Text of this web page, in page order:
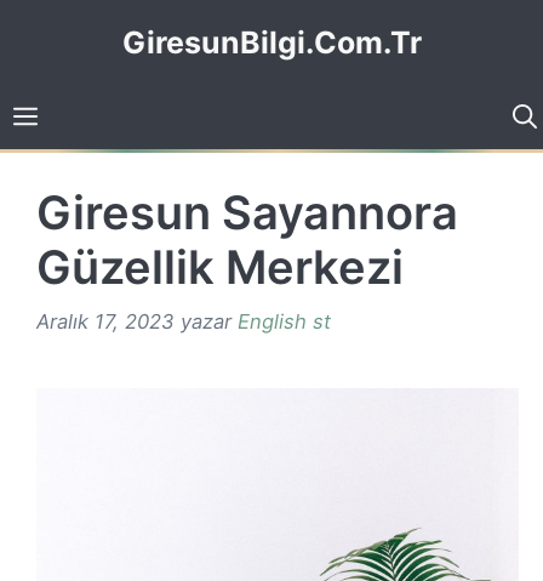
GiresunBilgi.Com.Tr
Giresun Sayannora
Güzellik Merkezi
Aralık 17, 2023 yazar English st